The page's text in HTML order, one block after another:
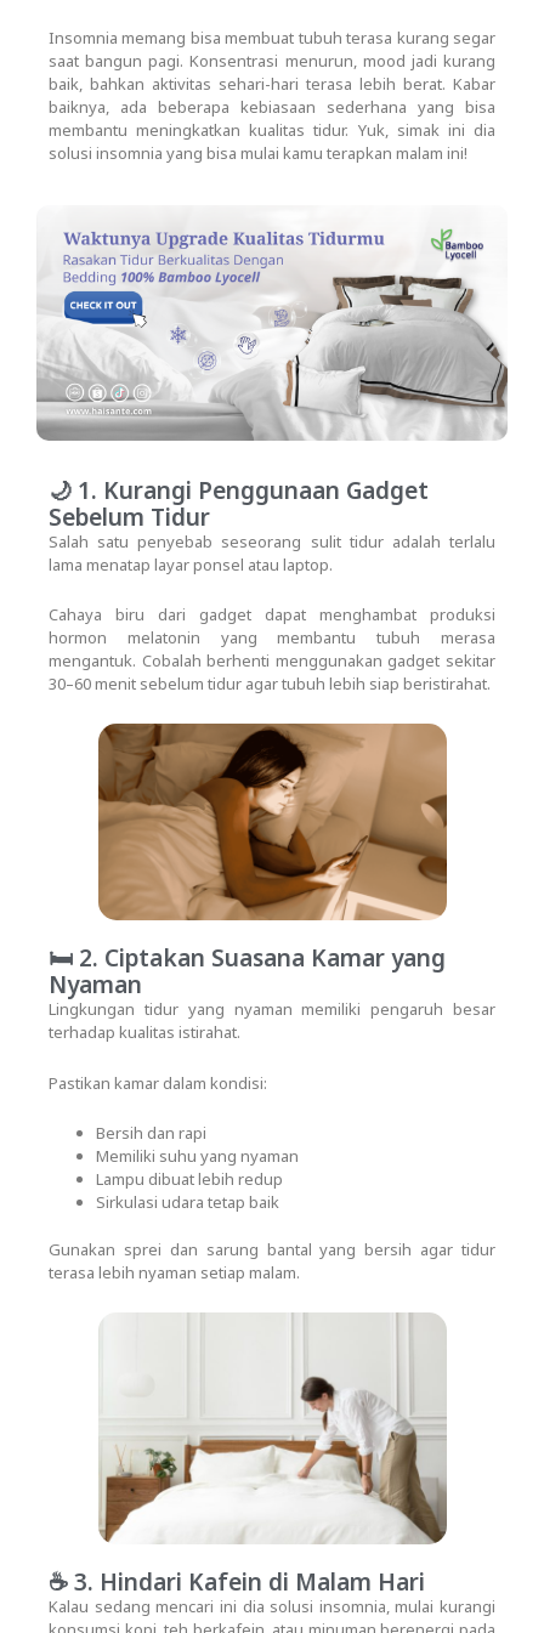
Insomnia memang bisa membuat tubuh terasa kurang segar
saat bangun pagi. Konsentrasi menurun, mood jadi kurang
baik, bahkan aktivitas sehari-hari terasa lebih berat. Kabar
baiknya, ada beberapa kebiasaan sederhana yang bisa
membantu meningkatkan kualitas tidur. Yuk, simak ini dia
solusi insomnia yang bisa mulai kamu terapkan malam ini!
🌙 1. Kurangi Penggunaan Gadget
Sebelum Tidur
Salah satu penyebab seseorang sulit tidur adalah terlalu
lama menatap layar ponsel atau laptop.
Cahaya biru dari gadget dapat menghambat produksi
hormon melatonin yang membantu tubuh merasa
mengantuk. Cobalah berhenti menggunakan gadget sekitar
30–60 menit sebelum tidur agar tubuh lebih siap beristirahat.
🛏️ 2. Ciptakan Suasana Kamar yang
Nyaman
Lingkungan tidur yang nyaman memiliki pengaruh besar
terhadap kualitas istirahat.
Pastikan kamar dalam kondisi:
Bersih dan rapi
Memiliki suhu yang nyaman
Lampu dibuat lebih redup
Sirkulasi udara tetap baik
Gunakan sprei dan sarung bantal yang bersih agar tidur
terasa lebih nyaman setiap malam.
☕ 3. Hindari Kafein di Malam Hari
Kalau sedang mencari ini dia solusi insomnia, mulai kurangi